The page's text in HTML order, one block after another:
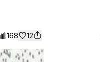
168 12